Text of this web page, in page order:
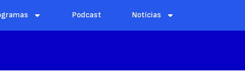
Podcast Noticias